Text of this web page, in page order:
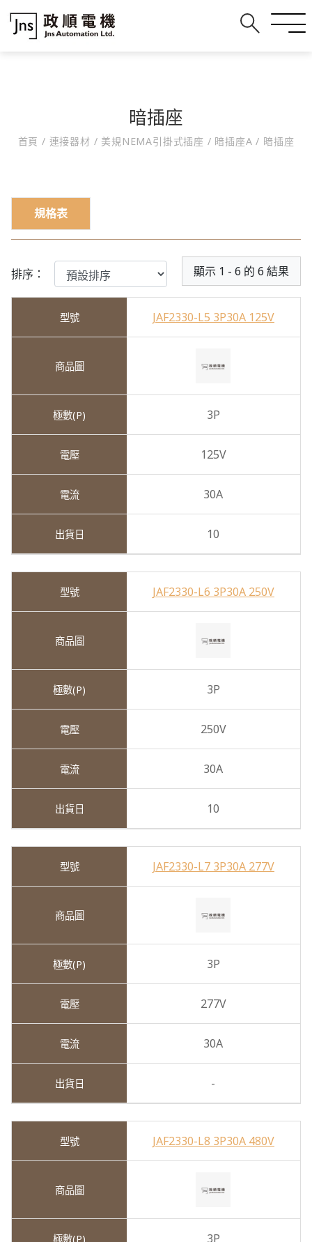
暗插座
首頁 / 連接器材 / 美規NEMA引掛式插座 / 暗插座A/ 暗插座
規格表
排序： 顯示 1 - 6 的 6 結果
JAF2330-L5 3P30A 125V
3P
125V
30A
10
JAF2330-L6 3P30A 250V
3P
250V
30A
10
JAF2330-L7 3P30A 277V
3P
277V
30A
-
JAF2330-L8 3P30A 480V
3P